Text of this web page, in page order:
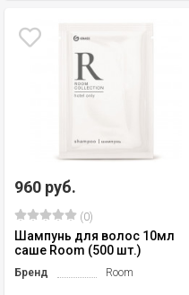
960 руб.
(0)
Шампунь для волос 10мл
саше Room (500 шт.)
Бренд Room